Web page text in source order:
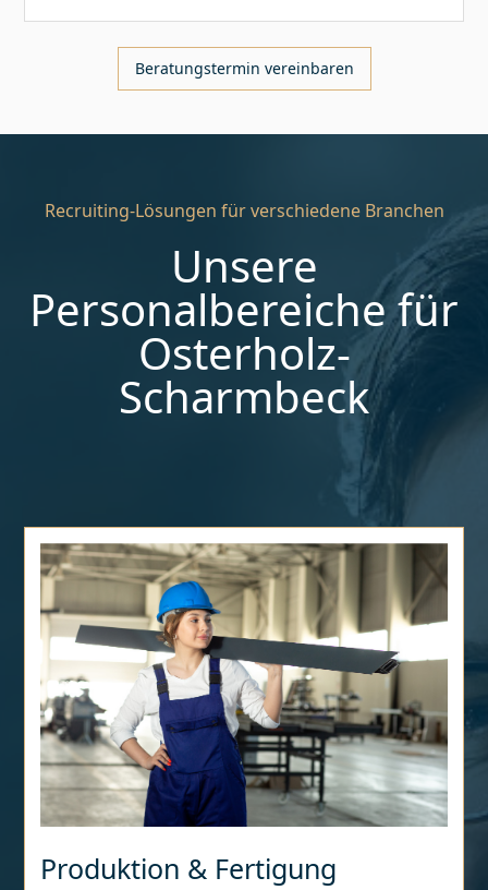
Beratungstermin vereinbaren
Recruiting-Lösungen für verschiedene Branchen
Unsere
Personalbereiche für
Osterholz-
Scharmbeck
Produktion & Fertigung